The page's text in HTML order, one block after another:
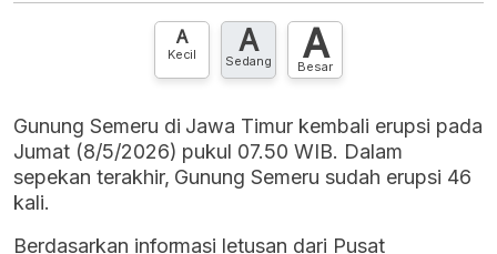
Hubungi sekarang »
A
Kecil A
Sedang A
Besar
Gunung Semeru di Jawa Timur kembali erupsi pada
Jumat (8/5/2026) pukul 07.50 WIB. Dalam
sepekan terakhir, Gunung Semeru sudah erupsi 46
kali.
Berdasarkan informasi letusan dari Pusat